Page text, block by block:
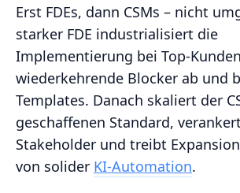
Erst FDEs, dann CSMs – nicht
starker FDE industrialisiert die
Implementierung bei
wiederkehrende Blocker ab und
Templates. Danach skaliert der
geschaffenen Standard,
Stakeholder und treibt
von solider KI‑Automation.